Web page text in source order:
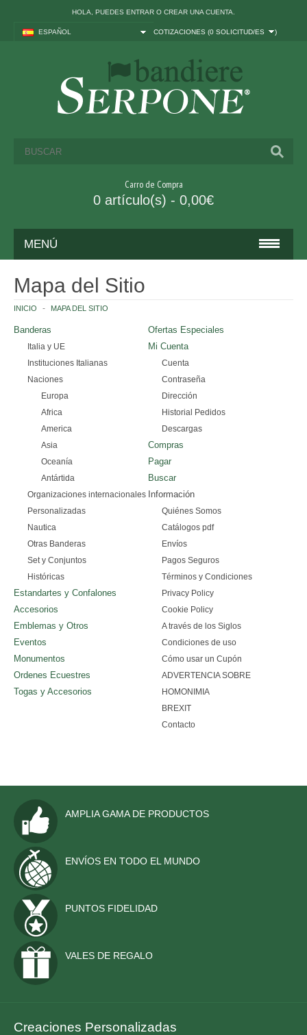
HOLA, PUEDES ENTRAR O CREAR UNA CUENTA
ESPAÑOL COTIZACIONES (0 SOLICITUD/ES )
Carro de Compra
0 artículo(s) - 0,00€
MENÚ
ITALIA Y UE
INSTITUCIONES ITALIANAS
NACIONES
EUROPA
AFRICA
AMERICA
ASIA
ORGANIZACIONES INTERNACIONALES
PERSONALIZADAS
NAUTICA
OTRAS BANDERAS
ACCESORIOS
EMBLEMAS Y OTROS
EVENTOS
MONUMENTOS
ORDENES ECUESTRES
TOGAS Y ACCESORIOS
CONTACTO
Mapa del Sitio
INICIO MAPA DEL SITIO
Banderas
Italia y UE
Instituciones Italianas
Naciones
Europa
Africa
America
Asia
Oceanía
Antártida
Organizaciones internacionales
Personalizadas
Nautica
Otras Banderas
Set y Conjuntos
Históricas
Estandartes y Confalones
Accesorios
Emblemas y Otros
Eventos
Monumentos
Ordenes Ecuestres
Togas y Accesorios
Ofertas Especiales
Mi Cuenta
Cuenta
Contraseña
Dirección
Historial Pedidos
Descargas
Compras
Pagar
Buscar
Información
Quiénes Somos
Catálogos pdf
Envíos
Pagos Seguros
Términos y Condiciones
Privacy Policy
Cookie Policy
A través de los Siglos
Condiciones de uso
Cómo usar un Cupón
ADVERTENCIA SOBRE
HOMONIMIA
BREXIT
Contacto
AMPLIA GAMA DE PRODUCTOS
ENVÍOS EN TODO EL MUNDO
PUNTOS FIDELIDAD
VALES DE REGALO
Creaciones Personalizadas